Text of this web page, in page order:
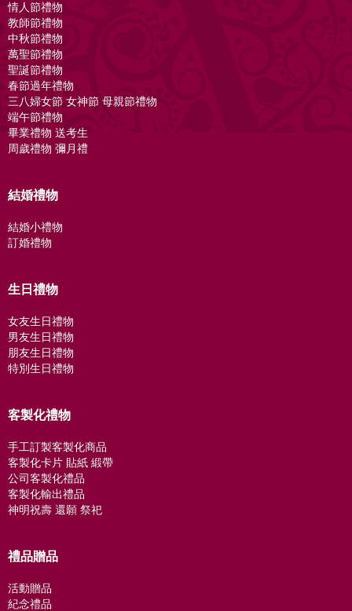
情人節禮物
教師節禮物
中秋節禮物
萬聖節禮物
聖誕節禮物
春節過年禮物
三八婦女節 女神節 母親節禮物
端午節禮物
畢業禮物 送考生
周歲禮物 彌月禮
結婚禮物
結婚小禮物
訂婚禮物
生日禮物
女友生日禮物
男友生日禮物
朋友生日禮物
特別生日禮物
客製化禮物
手工訂製客製化商品
客製化卡片 貼紙 緞帶
公司客製化禮品
客製化輸出禮品
神明祝壽 還願 祭祀
禮品贈品
活動贈品
紀念禮品